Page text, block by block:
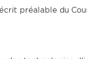
préalable du